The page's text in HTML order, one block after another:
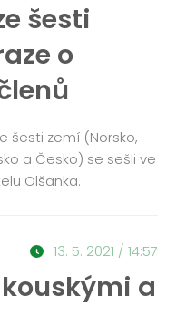
šesti
o
šesti zemí (Norsko,
a Česko) se sešli ve
Olšanka.
13. 5. 2021 / 14:57
a